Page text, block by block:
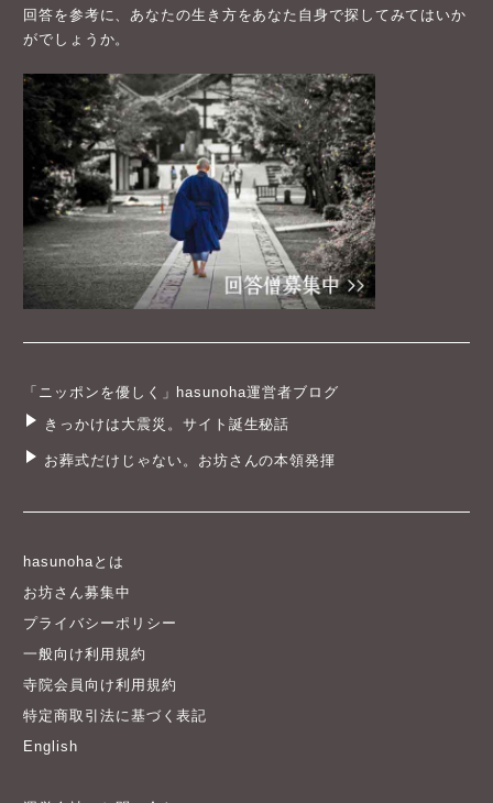
回答を参考に、あなたの生き方をあなた自身で探してみてはいか
がでしょうか。
「ニッポンを優しく」hasunoha運営者ブログ
きっかけは大震災。サイト誕生秘話
お葬式だけじゃない。お坊さんの本領発揮
hasunohaとは
お坊さん募集中
プライバシーポリシー
一般向け利用規約
寺院会員向け利用規約
特定商取引法に基づく表記
English